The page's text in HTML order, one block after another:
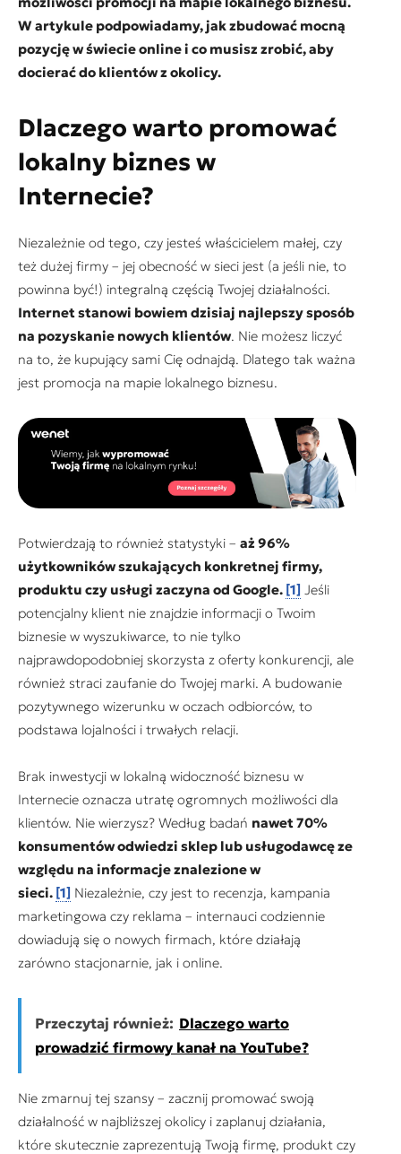
W artykule podpowiadamy, jak zbudować mocną
pozycję w świecie online i co musisz zrobić, aby
docierać do klientów z okolicy.
Dlaczego warto promować
lokalny biznes w
Internecie?
Niezależnie od tego, czy jesteś właścicielem małej, czy
też dużej firmy – jej obecność w sieci jest (a jeśli nie, to
powinna być!) integralną częścią Twojej działalności.
Internet stanowi bowiem dzisiaj najlepszy sposób
na pozyskanie nowych klientów. Nie możesz liczyć
na to, że kupujący sami Cię odnajdą. Dlatego tak ważna
jest promocja na mapie lokalnego biznesu.
Potwierdzają to również statystyki – aż 96%
użytkowników szukających konkretnej firmy,
produktu czy usługi zaczyna od Google. [1] Jeśli
potencjalny klient nie znajdzie informacji o Twoim
biznesie w wyszukiwarce, to nie tylko
najprawdopodobniej skorzysta z oferty konkurencji, ale
również straci zaufanie do Twojej marki. A budowanie
pozytywnego wizerunku w oczach odbiorców, to
podstawa lojalności i trwałych relacji.
Brak inwestycji w lokalną widoczność biznesu w
Internecie oznacza utratę ogromnych możliwości dla
klientów. Nie wierzysz? Według badań nawet 70%
konsumentów odwiedzi sklep lub usługodawcę ze
względu na informacje znalezione w
sieci. [1] Niezależnie, czy jest to recenzja, kampania
marketingowa czy reklama – internauci codziennie
dowiadują się o nowych firmach, które działają
zarówno stacjonarnie, jak i online.
Przeczytaj również: Dlaczego warto
prowadzić firmowy kanał na YouTube?
Nie zmarnuj tej szansy – zacznij promować swoją
działalność w najbliższej okolicy i zaplanuj działania,
które skutecznie zaprezentują Twoją firmę, produkt czy